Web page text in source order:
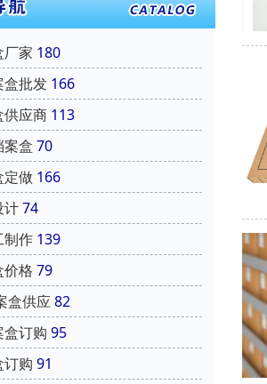
厂家 180
盒批发 166
供应商 113
案盒 70
定做 166
计74
制作 139
价格 79
盒供应82
订购 95
订购 91